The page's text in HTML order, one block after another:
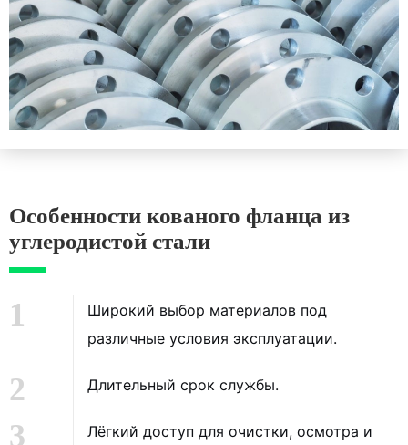
Особенности кованого фланца из
углеродистой стали
1 Широкий выбор материалов под
различные условия эксплуатации.
2 Длительный срок службы.
3
Лёгкий доступ для очистки, осмотра и